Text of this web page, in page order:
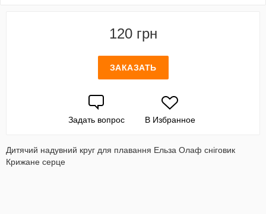
120 грн
ЗАКАЗАТЬ
Задать вопрос В Избранное
Дитячий надувний круг для плавання Ельза Олаф сніговик
Крижане серце